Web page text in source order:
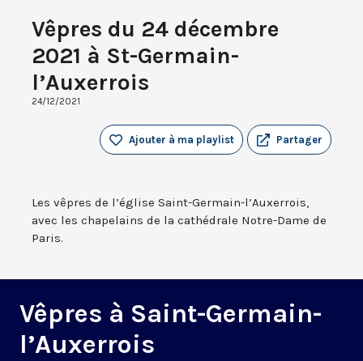
Vêpres du 24 décembre
2021 à St-Germain-
l’Auxerrois
24/12/2021
Partager
Ajouter à ma playlist
Les vêpres de l’église Saint-Germain-l’Auxerrois,
avec les chapelains de la cathédrale Notre-Dame de
Paris.
Vêpres à Saint-Germain-
l’Auxerrois